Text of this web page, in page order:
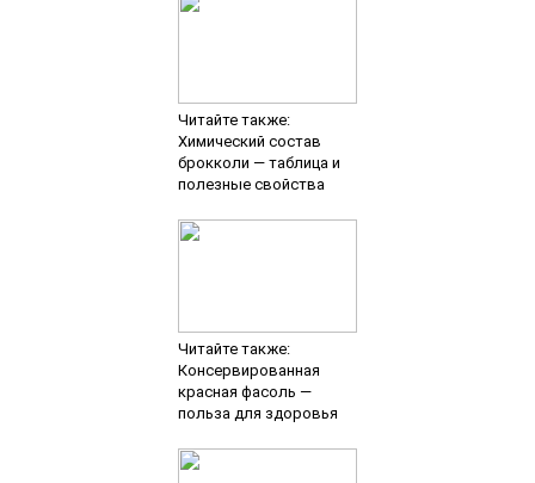
Читайте также:
Химический состав
брокколи — таблица и
полезные свойства
Читайте также:
Консервированная
красная фасоль —
польза для здоровья